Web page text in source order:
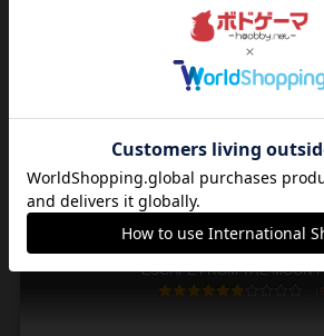
作品説明文の編集者を募集
月からの脱出 ポケッ
ESCAPE FROM THE MOON